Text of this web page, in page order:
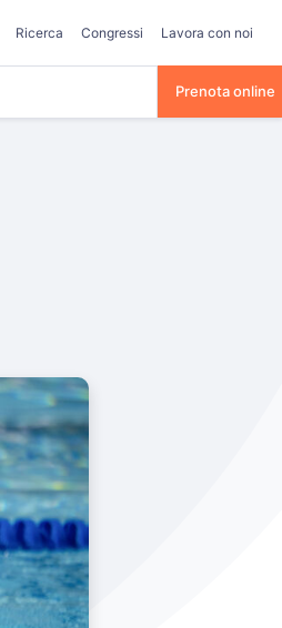
Ricerca Congressi Lavora con noi
Prenota online